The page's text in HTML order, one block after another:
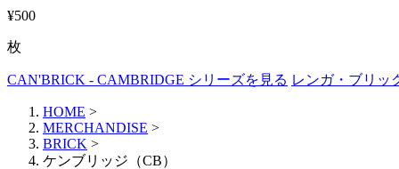
¥500
枚
CAN'BRICK - CAMBRIDGE シリーズを見る レンガ・ブリッ
HOME >
MERCHANDISE >
BRICK >
ケンブリッジ（CB）